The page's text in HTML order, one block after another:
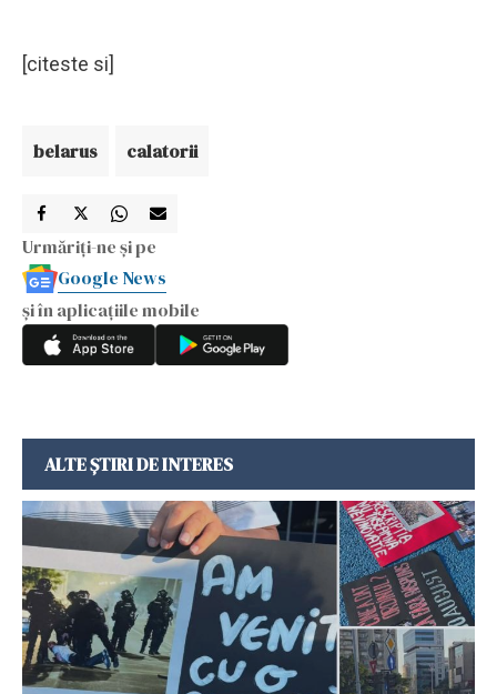
[citeste si]
belarus calatorii
Urmăriți-ne și pe
Google News
și în aplicațiile mobile
ALTE ȘTIRI DE INTERES